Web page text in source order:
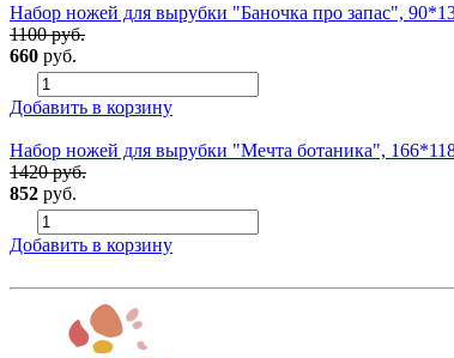
Набор ножей для вырубки "Баночка про запас",
1100 руб.
660 руб.
Добавить в корзину
Набор ножей для вырубки "Мечта ботаника",
1420 руб.
852 руб.
Добавить в корзину